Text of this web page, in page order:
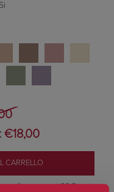
Si
€18,00
supera i 60€